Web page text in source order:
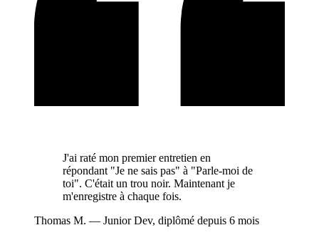
J'ai raté mon premier entretien en
répondant "Je ne sais pas" à "Parle-moi de
toi". C'était un trou noir. Maintenant je
m'enregistre à chaque fois.
Thomas M. — Junior Dev, diplômé depuis 6 mois